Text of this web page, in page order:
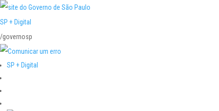
SP + Digital
/governosp
SP + Digital